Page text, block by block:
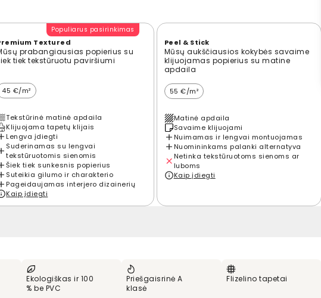
Populiarus pasirinkimas
Textured
prabangiausias popierius su
tiek tekstūruotu paviršiumi
45 €/m²
Tekstūrinė matinė apdaila
Klijuojama tapetų klijais
Lengva įdiegti
Suderinamas su lengvai
tekstūruotomis sienomis
Šiek tiek sunkesnis popierius
Suteikia gilumo ir charakterio
Pageidaujamas interjero dizainerių
Kaip įdiegti
Peel & Stick
Mūsų aukščiausios kokybės savaime
klijuojamas popierius su matine
apdaila
55 €/m²
Matinė apdaila
Savaime klijuojami
Nuimamas ir lengvai montuojamas
Nuomininkams palanki alternatyva
Netinka tekstūruotoms sienoms ar
luboms
Kaip įdiegti
Ekologiškas ir 100
% be PVC
Priešgaisrinė A
klasė
Flizelino tapetai